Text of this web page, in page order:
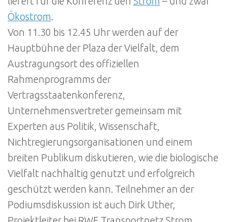
Ökostrom.
Von 11.30 bis 12.45 Uhr werden auf der
Hauptbühne der Plaza der Vielfalt, dem
Austragungsort des offiziellen
Rahmenprogramms der
Vertragsstaatenkonferenz,
Unternehmensvertreter gemeinsam mit
Experten aus Politik, Wissenschaft,
Nichtregierungsorganisationen und einem
breiten Publikum diskutieren, wie die biologische
Vielfalt nachhaltig genutzt und erfolgreich
geschützt werden kann. Teilnehmer an der
Podiumsdiskussion ist auch Dirk Uther,